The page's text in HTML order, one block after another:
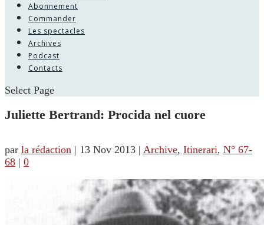
Abonnement
Commander
Les spectacles
Archives
Podcast
Contacts
Select Page
Juliette Bertrand: Procida nel cuore
par la rédaction | 13 Nov 2013 | Archive, Itinerari, N° 67-
68 | 0